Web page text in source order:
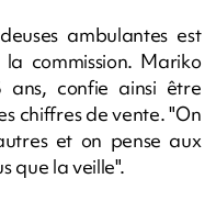
ambulantes est
commission. Mariko
ans, confie ainsi être
chiffres de vente. "On
et on pense aux
que la veille".